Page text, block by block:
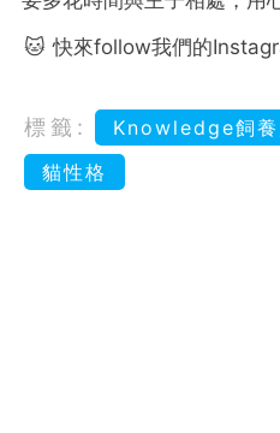
🐱 快來follow我們的
標籤: Knowledge飼養
貓性格